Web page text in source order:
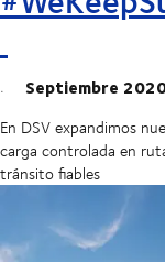
Septiembre
En DSV expandimos
carga controlada en
tránsito fiables